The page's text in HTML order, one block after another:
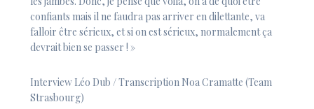
confiants mais il ne faudra pas arriver en dilettante, va
falloir être sérieux, et si on est sérieux, normalement ça
devrait bien se passer ! »
Interview Léo Dub / Transcription Noa Cramatte (Team
Strasbourg)